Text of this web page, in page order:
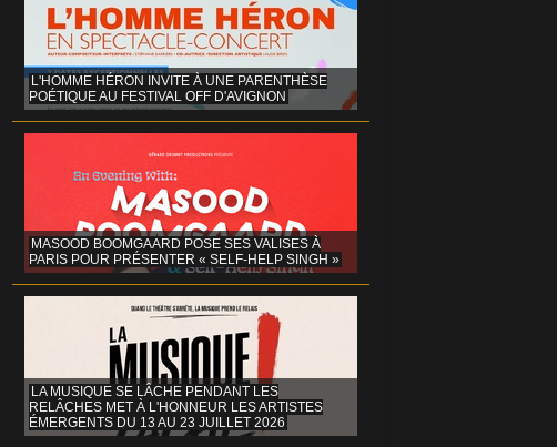
L'HOMME HÉRON INVITE À UNE PARENTHÈSE
POÉTIQUE AU FESTIVAL OFF D'AVIGNON
MASOOD BOOMGAARD POSE SES VALISES À
PARIS POUR PRÉSENTER « SELF-HELP SINGH »
LA MUSIQUE SE LÂCHE PENDANT LES
RELÂCHES MET À L'HONNEUR LES ARTISTES
ÉMERGENTS DU 13 AU 23 JUILLET 2026